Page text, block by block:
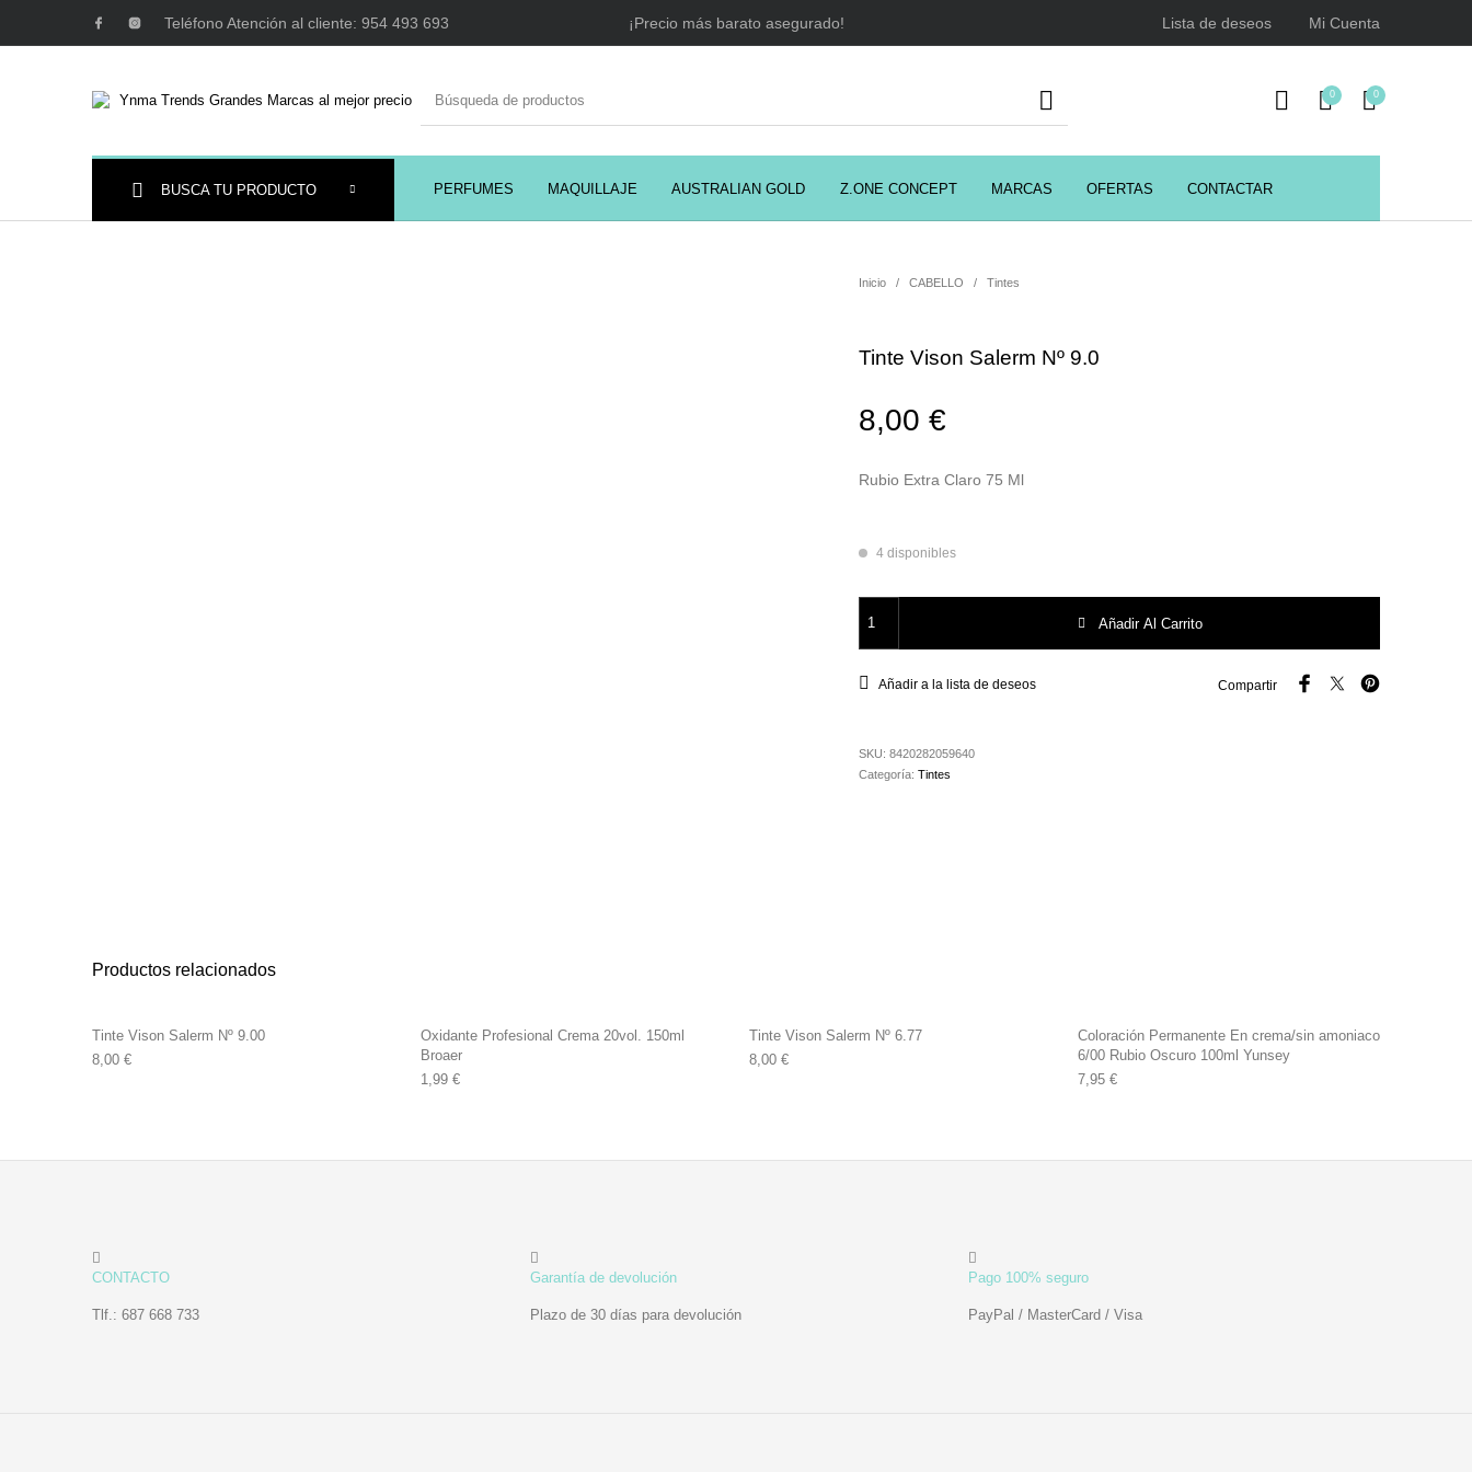
Teléfono Atención al cliente: 954 493 693 ¡Precio más barato asegurado! Lista de deseos Mi Cuenta
0 0
PERFUMES MAQUILLAJE AUSTRALIAN GOLD Z.ONE CONCEPT MARCAS OFERTAS CONTACTAR
BUSCA TU PRODUCTO
Prosolaris Utensilios de Peluquería
Inicio / CABELLO / Tintes
Tinte Vison Salerm Nº 9.0
8,00 €
Rubio Extra Claro 75 Ml
4 disponibles
Añadir Al Carrito
Compartir
Añadir a la lista de deseos
SKU: 8420282059640
Categoría: Tintes
Productos relacionados
Tinte Vison Salerm Nº 9.00
8,00 €
Oxidante Profesional Crema 20vol. 150ml
Broaer
1,99 €
Tinte Vison Salerm Nº 6.77
8,00 €
Coloración Permanente En crema/sin amoniaco
6/00 Rubio Oscuro 100ml Yunsey
7,95 €
CONTACTO
Tlf.: 687 668 733
Garantía de devolución
Plazo de 30 días para devolución
Pago 100% seguro
PayPal / MasterCard / Visa